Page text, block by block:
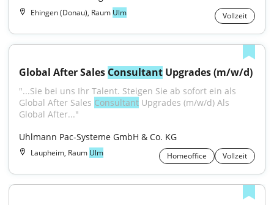
Ehingen (Donau), Raum Ulm Vollzeit
Global After Sales Consultant Upgrades (m/w/d)
"...Sie bei uns Ihr Talent. Steigen Sie ab sofort ein als
Global After Sales Consultant Upgrades (m/w/d) Als
Global After..."
Uhlmann Pac-Systeme GmbH & Co. KG
Laupheim, Raum Ulm Homeoffice Vollzeit